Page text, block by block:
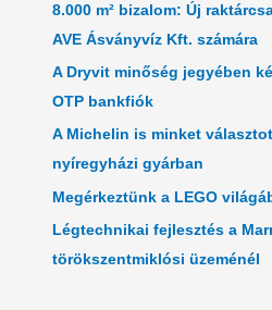
8.000 m² bizalom: Új
AVE Ásványvíz Kft. számára
A Dryvit minőség jegyében
OTP bankfiók
A Michelin is minket
nyíregyházi gyárban
Megérkeztünk a LEGO
Légtechnikai fejlesztés a
törökszentmiklósi üzeménél